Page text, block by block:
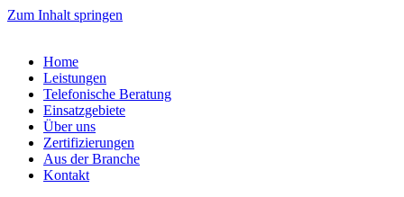
Zum Inhalt springen
Home
Leistungen
Telefonische Beratung
Einsatzgebiete
Über uns
Zertifizierungen
Aus der Branche
Kontakt